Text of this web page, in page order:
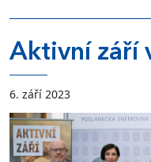
Aktivní září
6. září 2023